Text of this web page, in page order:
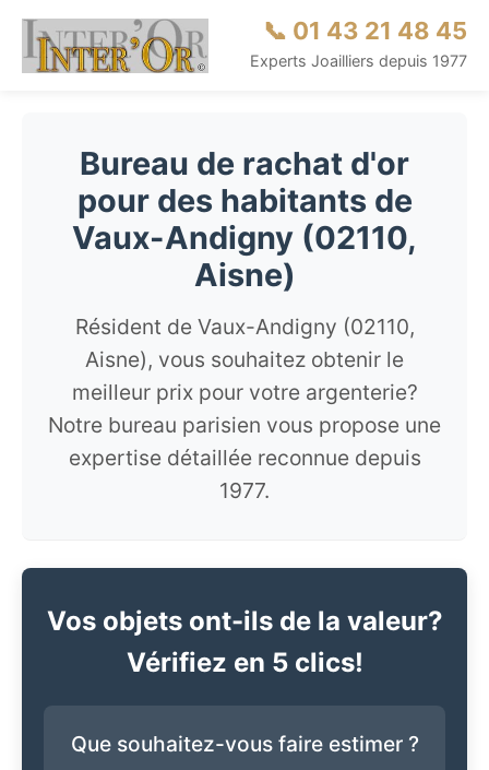
📞 01 43 21 48 45
Experts Joailliers depuis 1977
Bureau de rachat d'or
pour des habitants de
Vaux-Andigny (02110,
Aisne)
Résident de Vaux-Andigny (02110,
Aisne), vous souhaitez obtenir le
meilleur prix pour votre argenterie?
Notre bureau parisien vous propose une
expertise détaillée reconnue depuis
1977.
Vos objets ont-ils de la valeur?
Vérifiez en 5 clics!
Que souhaitez-vous faire estimer ?